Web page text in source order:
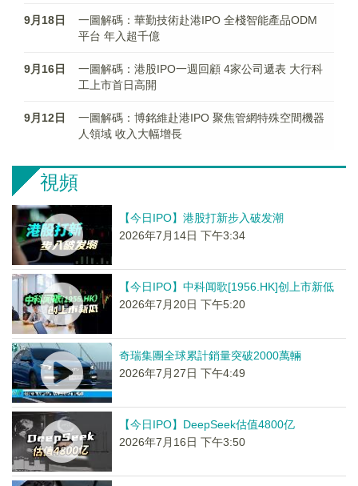
9月18日
一圖解碼：華勤技術赴港IPO 全棧智能產品ODM
平台 年入超千億
9月16日
一圖解碼：港股IPO一週回顧 4家公司遞表 大行科
工上市首日高開
9月12日
一圖解碼：博銘維赴港IPO 聚焦管網特殊空間機器
人領域 收入大幅增長
視頻
【今日IPO】港股打新步入破发潮
2026年7月14日 下午3:34
【今日IPO】中科闻歌[1956.HK]创上市新低
2026年7月20日 下午5:20
奇瑞集團全球累計銷量突破2000萬輛
2026年7月27日 下午4:49
【今日IPO】DeepSeek估值4800亿
2026年7月16日 下午3:50